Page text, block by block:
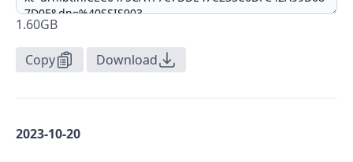
1.60GB
Copy Download
2023-10-20